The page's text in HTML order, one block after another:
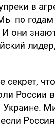
в
по годам
И они
секрет,
России